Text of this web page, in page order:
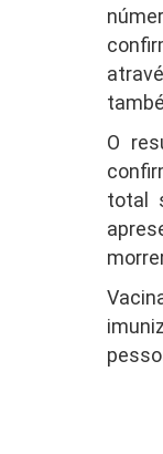
O
total